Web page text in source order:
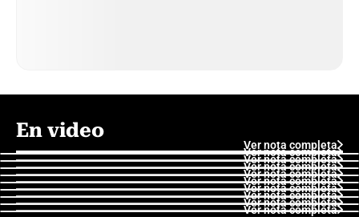
En video
Ver nota completa
Ver nota completa
Ver nota completa
Ver nota completa
Ver nota completa
Ver nota completa
Ver nota completa
Ver nota completa
Ver nota completa
Ver nota completa